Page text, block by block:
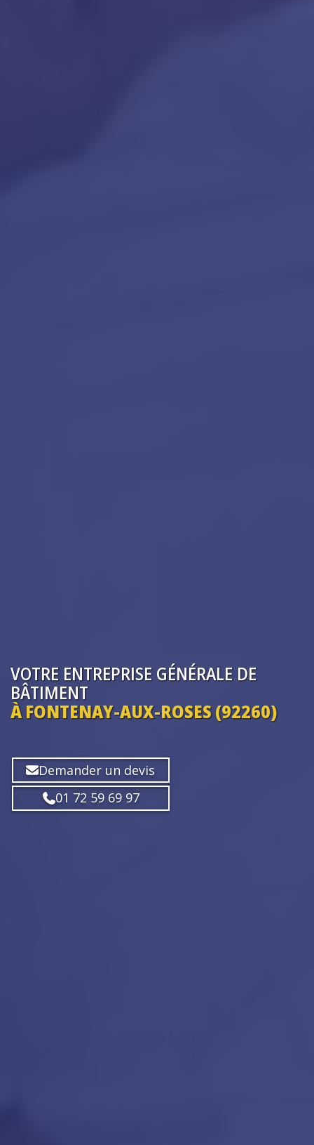
VOTRE ENTREPRISE GÉNÉRALE DE
BÂTIMENT
À FONTENAY-AUX-ROSES (92260)
Demander un devis
01 72 59 69 97